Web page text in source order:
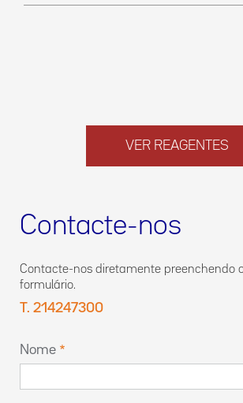
VER REAGENTES
Contacte-nos
Contacte-nos diretamente preenchendo
formulário.
T. 214247300
Nome